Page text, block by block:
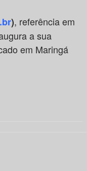
), referência em
a sua
em Maringá